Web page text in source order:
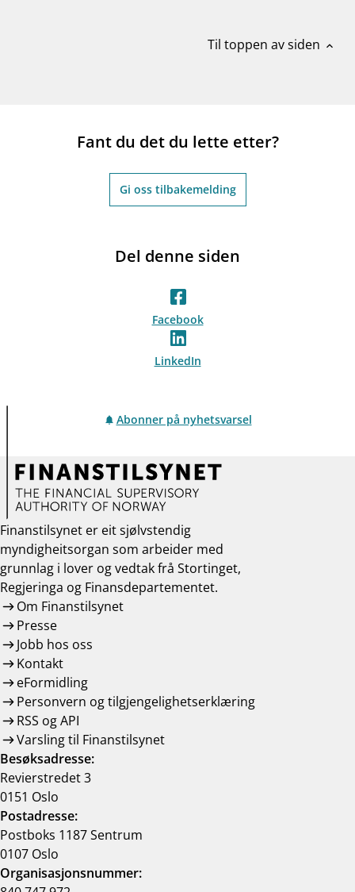
Til toppen av siden expand_less
Fant du det du lette etter?
Gi oss tilbakemelding
Del denne siden
Facebook
LinkedIn
Abonner på nyhetsvarsel
Finanstilsynet er eit sjølvstendig
myndigheitsorgan som arbeider med
grunnlag i lover og vedtak frå Stortinget,
Regjeringa og Finansdepartementet.
Om Finanstilsynet
Presse
Jobb hos oss
Kontakt
eFormidling
Personvern og tilgjengelighetserklæring
RSS og API
Varsling til Finanstilsynet
Besøksadresse:
Revierstredet 3
0151 Oslo
Postadresse:
Postboks 1187 Sentrum
0107 Oslo
Organisasjonsnummer: